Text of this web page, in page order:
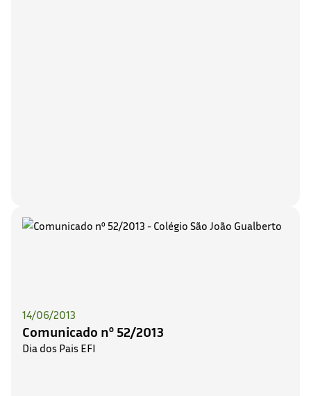
14/06/2013
Comunicado nº 52/2013
Dia dos Pais EFI